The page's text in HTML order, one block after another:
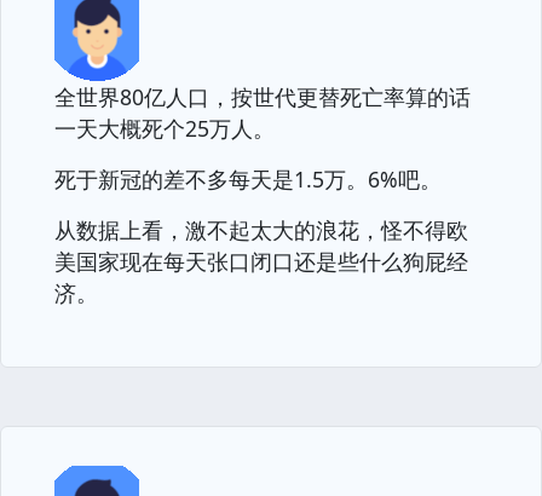
全世界80亿人口，按世代更替死亡率算的话
一天大概死个25万人。
死于新冠的差不多每天是1.5万。6%吧。
从数据上看，激不起太大的浪花，怪不得欧
美国家现在每天张口闭口还是些什么狗屁经
济。